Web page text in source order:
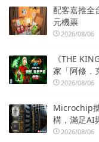
配客嘉推全
元機票
2026/08/06
《THE
家「阿修．
2026/08/06
Microchip
構，滿足AI
2026/08/06